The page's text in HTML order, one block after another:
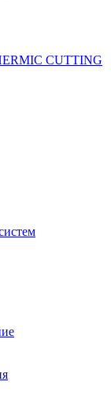
CUTTING